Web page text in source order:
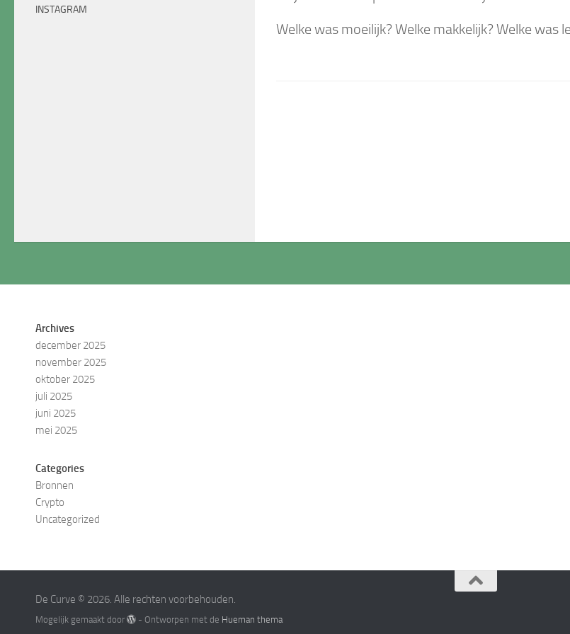
Welke was moeilijk? Welke makkelijk? Welke was
INSTAGRAM
Archives
december 2025
november 2025
oktober 2025
juli 2025
juni 2025
mei 2025
Categories
Bronnen
Crypto
Uncategorized
De Curve © 2026. Alle rechten voorbehouden.
Mogelijk gemaakt door - Ontworpen met de Hueman thema